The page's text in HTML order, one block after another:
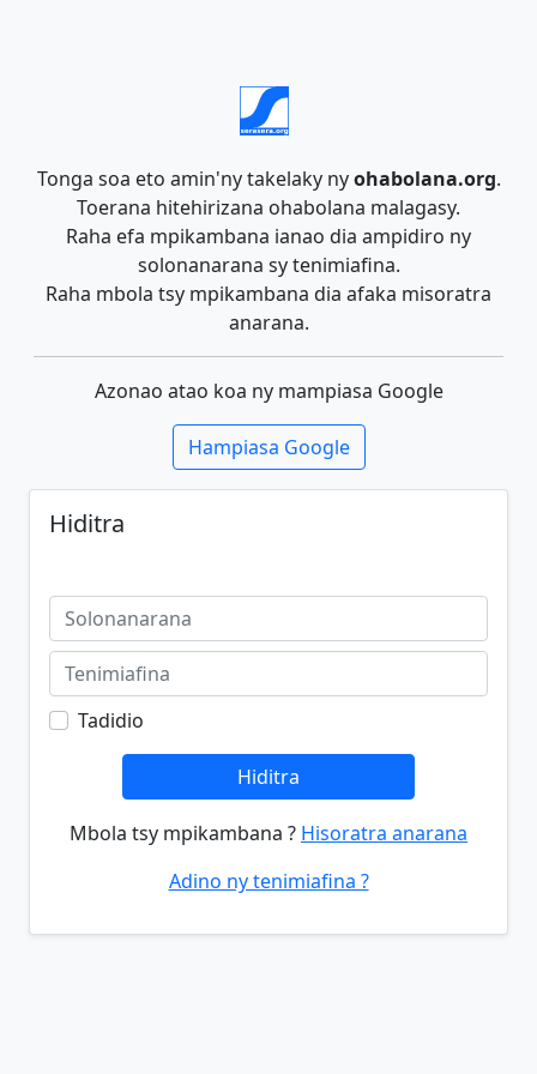
Tonga soa eto amin'ny takelaky nyohabolana.org.
Toerana hitehirizana ohabolana malagasy.
Raha efa mpikambana ianao dia ampidiro ny
solonanarana sy tenimiafina.
Raha mbola tsy mpikambana dia afaka misoratra
anarana.
Azonao atao koa ny mampiasa Google
Hampiasa Google
Hiditra
Tadidio
Hiditra
Mbola tsy mpikambana ? Hisoratra anarana
Adino ny tenimiafina ?